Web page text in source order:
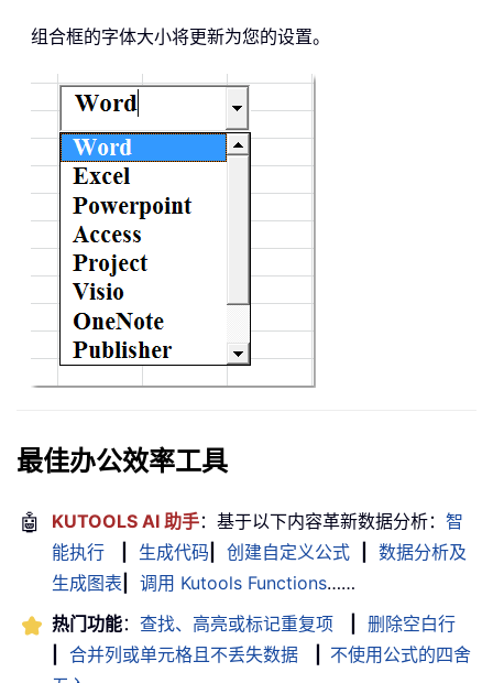
组合框的字体大小将更新为您的设置。
最佳办公效率工具
🤖 KUTOOLS AI 助手：基于以下内容革新数据分析： 智
能执行
生成代码 创建自定义公式
数据分析及
生成图表
调用 Kutools Functions……
热门功能： 查找、高亮或标记重复项
删除空白行
合并列或单元格且不丢失数据
不使用公式的四舍